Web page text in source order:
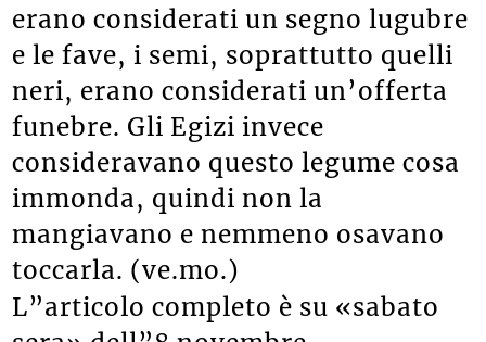
erano considerati un segno lugubre
e le fave, i semi, soprattutto quelli
neri, erano considerati un’offerta
funebre. Gli Egizi invece
consideravano questo legume cosa
immonda, quindi non la
mangiavano e nemmeno osavano
toccarla. (ve.mo.)
L”articolo completo è su «sabato